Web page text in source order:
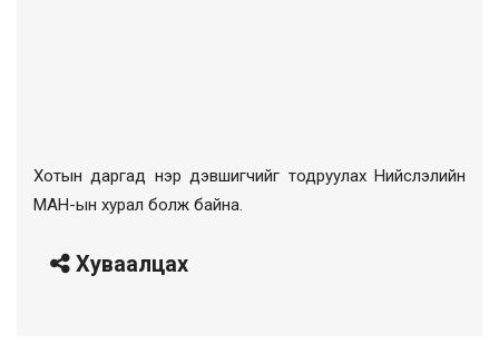
Хотын даргад нэр дэвшигчийг тодруулах Нийслэлийн
МАН-ын хурал болж байна.
Хуваалцах